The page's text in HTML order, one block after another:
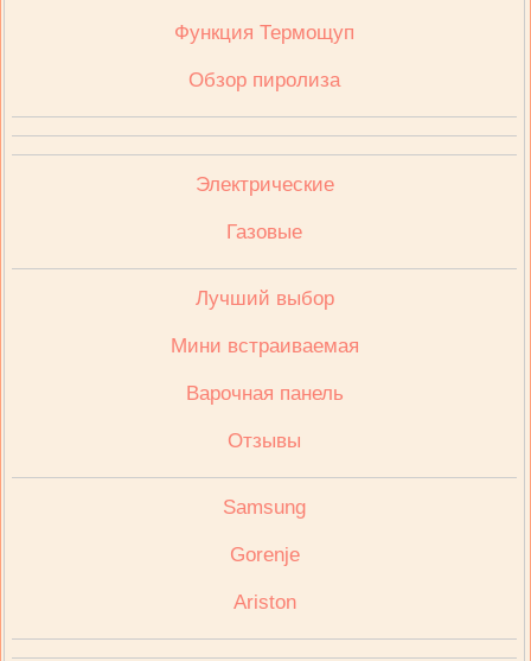
Функция Термощуп
Обзор пиролиза
Электрические
Газовые
Лучший выбор
Мини встраиваемая
Варочная панель
Отзывы
Samsung
Gorenje
Ariston